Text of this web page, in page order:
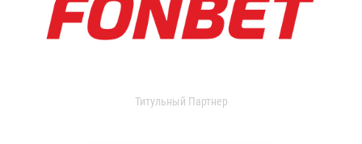
Титульный Партнер